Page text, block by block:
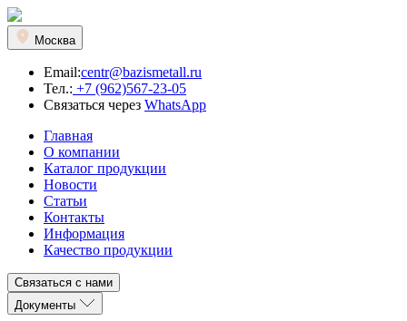
Москва
Email:centr@bazismetall.ru
Тел.: +7 (962)567-23-05
Связаться через WhatsApp
Главная
О компании
Каталог продукции
Новости
Статьи
Контакты
Информация
Качество продукции
Связаться с нами
Документы